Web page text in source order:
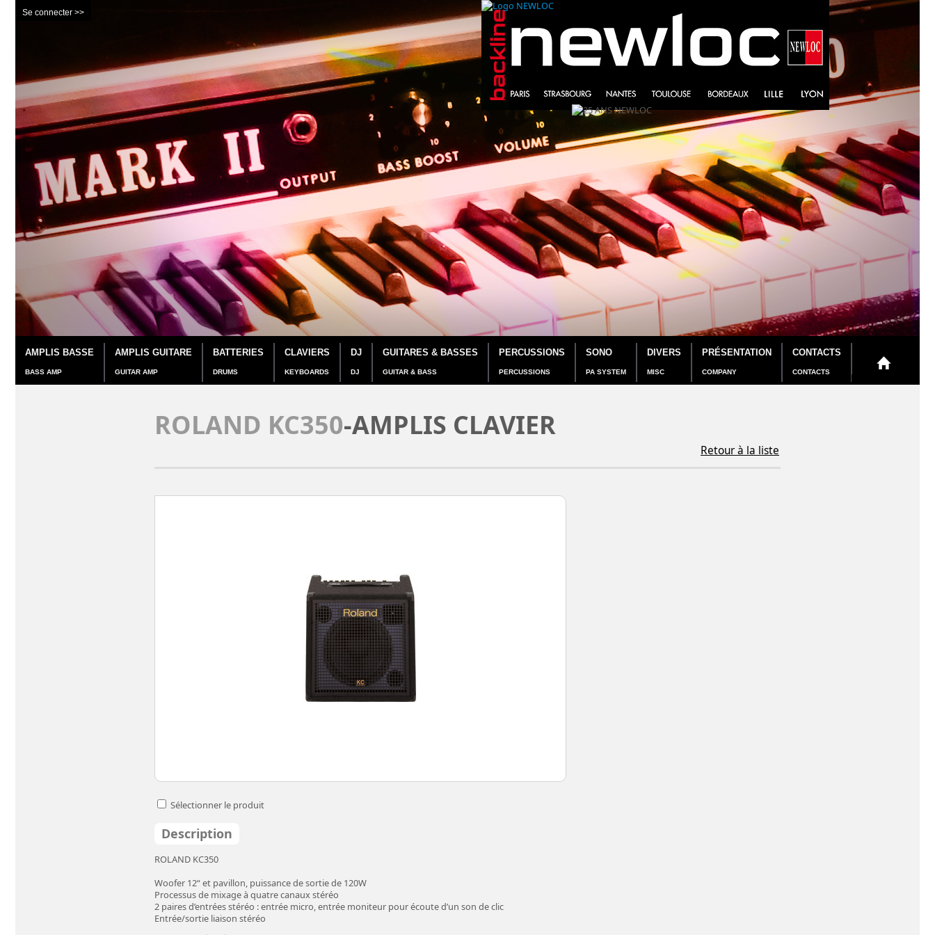
Se connecter >>
AMPLIS BASSE
BASS AMP
AMPLIS GUITARE
GUITAR AMP
BATTERIES
DRUMS
CLAVIERS
KEYBOARDS
DJ
DJ
GUITARES & BASSES
GUITAR & BASS
PERCUSSIONS
PERCUSSIONS
SONO
PA SYSTEM
DIVERS
MISC
PRÉSENTATION
COMPANY
CONTACTS
CONTACTS
ROLAND KC350-AMPLIS CLAVIER
Retour à la liste
Sélectionner le produit
Description
ROLAND KC350
Woofer 12“ et pavillon, puissance de sortie de 120W
Processus de mixage à quatre canaux stéréo
2 paires d’entrées stéréo : entrée micro, entrée moniteur pour écoute d’un son de clic
Entrée/sortie liaison stéréo